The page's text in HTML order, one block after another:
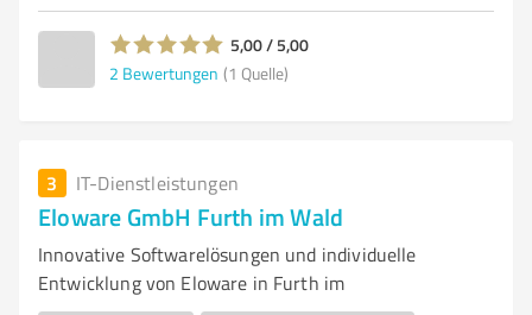
5,00 / 5,00
2 Bewertungen (1 Quelle)
3 IT-Dienstleistungen
Eloware GmbH Furth im Wald
Innovative Softwarelösungen und individuelle
Entwicklung von Eloware in Furth im